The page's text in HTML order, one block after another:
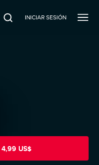
INICIAR SESIÓN
4,99 US$